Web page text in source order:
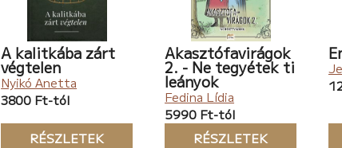
A kalitkába zárt
végtelen
Nyikó Anetta
3800 Ft-tól
RÉSZLETEK
Akasztófavirágok
2. - Ne tegyétek ti
leányok
Fedina Lídia
5990 Ft-tól
RÉSZLETEK